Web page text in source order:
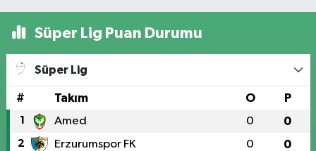
Süper Lig Puan Durumu
Süper Lig
# Takım O P
1 Amed 0 0
2 Erzurumspor FK 0 0